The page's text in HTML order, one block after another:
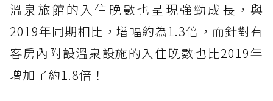
溫泉旅館的入住晚數也呈現強勁成長，與
2019年同期相比，增幅約為1.3倍，而針對有
客房內附設溫泉設施的入住晚數也比2019年
增加了約1.8倍！